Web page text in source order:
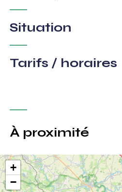
Situation
Tarifs / horaires
À proximité
+
−